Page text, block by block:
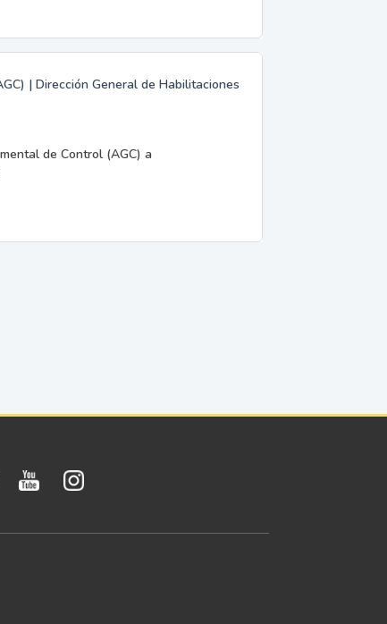
| Dirección General de Habilitaciones
de Control (AGC) a